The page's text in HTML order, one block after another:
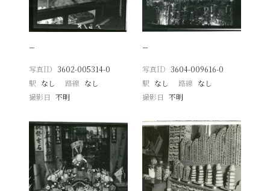
−
写真ID 3602-005314-0
駅 なし 路線 なし
撮影日
不明
−
写真ID 3604-009616-0
駅 なし 路線 なし
撮影日 不明